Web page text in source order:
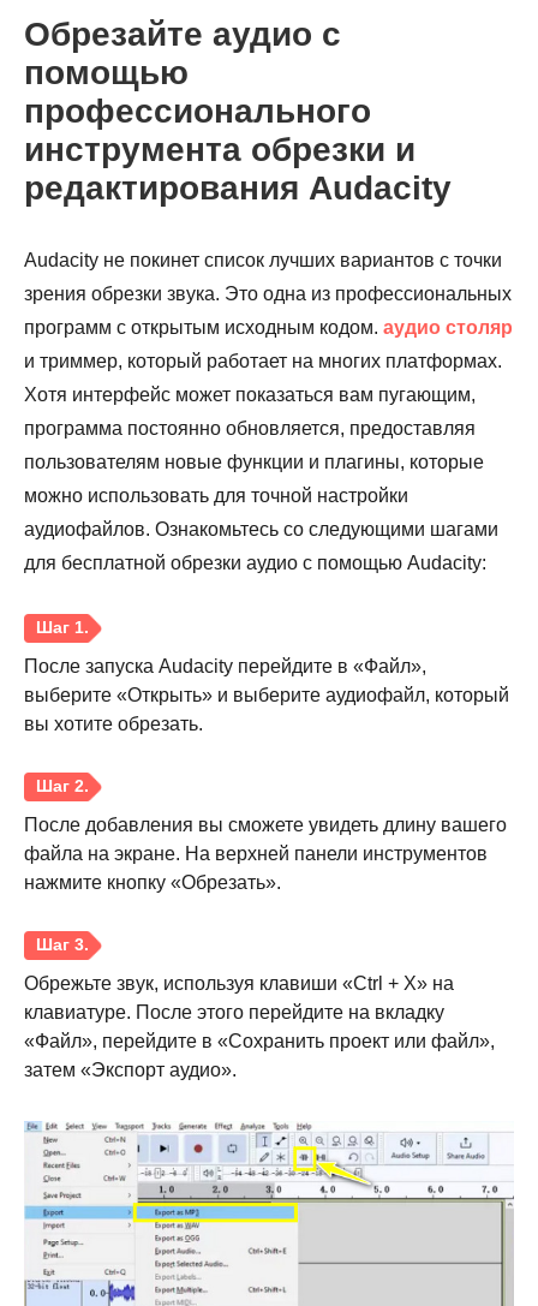
Обрезайте аудио с
помощью
профессионального
инструмента обрезки и
редактирования Audacity
Audacity не покинет список лучших вариантов с точки
зрения обрезки звука. Это одна из профессиональных
программ с открытым исходным кодом. аудио столяр
и триммер, который работает на многих платформах.
Хотя интерфейс может показаться вам пугающим,
программа постоянно обновляется, предоставляя
пользователям новые функции и плагины, которые
можно использовать для точной настройки
аудиофайлов. Ознакомьтесь со следующими шагами
для бесплатной обрезки аудио с помощью Audacity:
После запуска Audacity перейдите в «Файл»,
выберите «Открыть» и выберите аудиофайл, который
вы хотите обрезать.
После добавления вы сможете увидеть длину вашего
файла на экране. На верхней панели инструментов
нажмите кнопку «Обрезать».
Обрежьте звук, используя клавиши «Ctrl + X» на
клавиатуре. После этого перейдите на вкладку
«Файл», перейдите в «Сохранить проект или файл»,
затем «Экспорт аудио».